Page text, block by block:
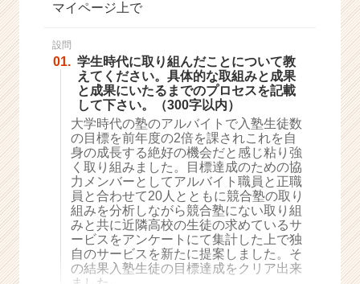
ス
ト
が
届
く
就
活
サ
イ
ト
チ
ア
キ
ャ
マイページ上で
設問
01. 学生時代に取り組んだことについて教
えてください。具体的な取組みと成果
と成果にいたるまでのプロセスを記載
して下さい。（300字以内）
大学時代の塾のアルバイトで入塾生徒数
の目標を前年度の2倍を課されこれを自
身の成長する絶好の機会だと感じ粘り強
く取り組みました。目標達成のための協
力メンバーとしてアルバイト職員と正職
員と合わせて20人とともに競合塾の取り
組みを分析しながら競合塾にない取り組
みと共に近隣高校の生徒の求めているサ
ービスをアンケートにて集計した上で独
自のサービスを新たに提案しました。そ
の結果入塾生徒の目標達成をクリア出来